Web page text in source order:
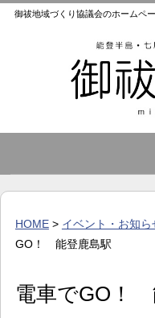
御祓地域づくり協議会のホームペ
HOME> イベント・お知ら
GO！ 能登鹿島駅
電車でGO！